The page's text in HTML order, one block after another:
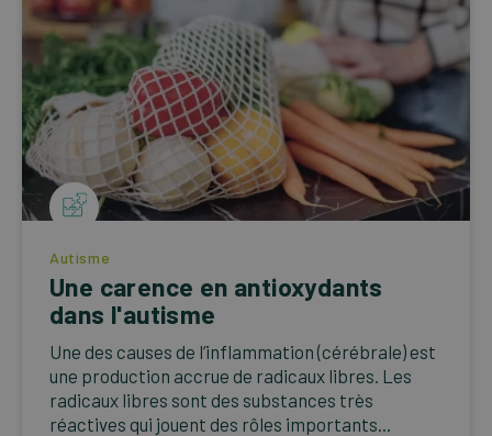
Autisme
Une carence en antioxydants
dans l'autisme
Une des causes de l’inflammation (cérébrale) est
une production accrue de radicaux libres. Les
radicaux libres sont des substances très
réactives qui jouent des rôles importants...